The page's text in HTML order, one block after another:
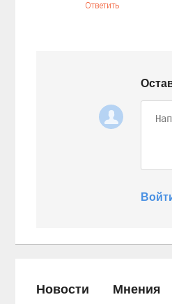
Ответить
Новости Мнения